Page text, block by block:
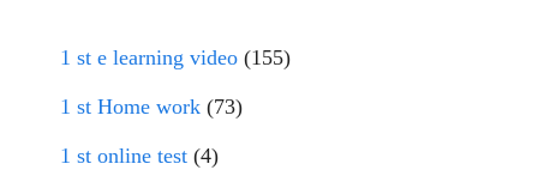
1 st e learning video (155)
1 st Home work (73)
1 st online test (4)